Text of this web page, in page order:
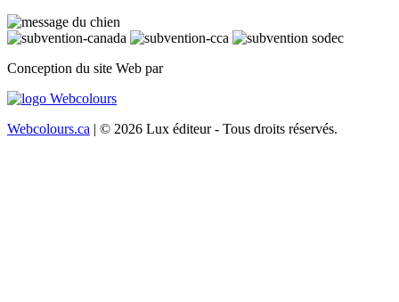
Conception du site Web par
Webcolours.ca | © 2026 Lux éditeur - Tous droits réservés.